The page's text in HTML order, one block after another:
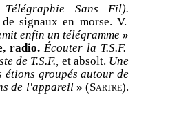
Télégraphie Sans Fil).
signaux en morse. V.
enfin un télégramme »
radio. Écouter la T.S.F.
de T.S.F., et absolt. Une
étions groupés autour de
de l'appareil» (Sartre).